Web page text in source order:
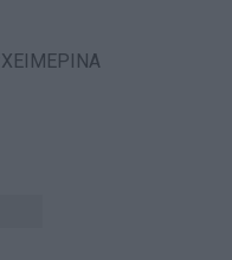
ΧΕΙΜΕΡΙΝΑ